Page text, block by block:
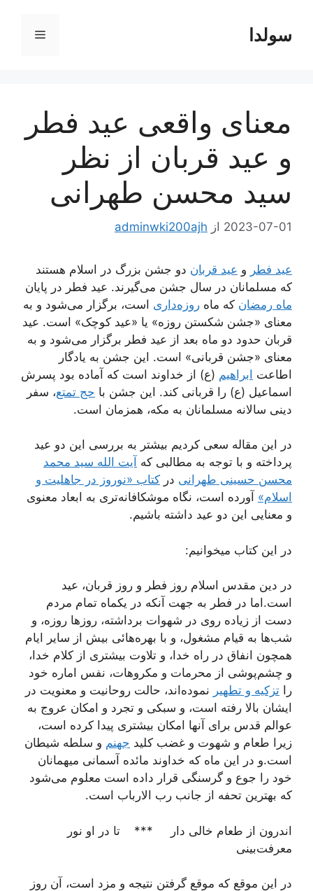
محتواسولدا فهرست
معنای واقعی عید فطر
و عید قربان از نظر
سید محسن طهرانی
2023-07-01 از adminwki200ajh
عید فطر و عید قربان دو جشن بزرگ در اسلام هستند
که مسلمانان در سال جشن می‌گیرند. عید فطر در پایان
ماه رمضان که ماه روزه‌داری است، برگزار می‌شود و به
معنای «جشن شکستن روزه» یا «عید کوچک» است. عید
قربان حدود دو ماه بعد از عید فطر برگزار می‌شود و به
معنای «جشن قربانی» است. این جشن به یادگار
اطاعت ابراهیم (ع) از خداوند است که آماده بود پسرش
اسماعیل (ع) را قربانی کند. این جشن با حج تمتع، سفر
دینی سالانه مسلمانان به مکه، همزمان است.
در این مقاله سعی کردیم بیشتر به بررسی این دو عید
پرداخته و با توجه به مطالبی که آیت الله سید محمد
محسن حسینی طهرانی در کتاب «نوروز در جاهلیت و
اسلام» آورده است، نگاه موشکافانه‌تری به ابعاد معنوی
و معنایی این دو عید داشته باشیم.
در این کتاب میخوانیم:
در دين مقدس اسلام روز فطر و روز قربان، عيد
است.اما در فطر به جهت‌ آنکه در يکماه تمام مردم
دست از زياده‌ روى در شهوات برداشته، روزها روزه، و
شب‌ها به قيام مشغول، و با بهره‌هائى بيش از ساير ايام
همچون انفاق در راه خدا، و تلاوت بيشترى از کلام خدا،
و چشم‌پوشى از محرمات و مکروهات، نفس اماره خود
را تزکيه و تطهير نموده‌اند، حالت روحانيت و معنويت در
ايشان بالا رفته است، و سبکى و تجرد و امکان عروج به
عوالم قدس براى آنها امکان بيشترى پيدا کرده است،
زيرا طعام و شهوت و غضب کليد جهنم و سلطه شيطان
است.و در اين ماه که خداوند مائده آسمانى ميهمانان
خود را جوع و گرسنگى قرار داده است معلوم مى‌شود
که بهترين تحفه از جانب رب الارباب است.
اندرون از طعام خالى دار *** تا در او نور
معرفت‌بينى
در اين موقع که موقع گرفتن نتيجه و مزد است، آن روز